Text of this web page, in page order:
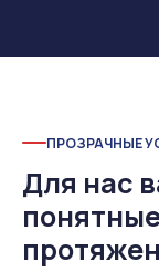
ПРОЗРАЧНЫЕ
Для нас